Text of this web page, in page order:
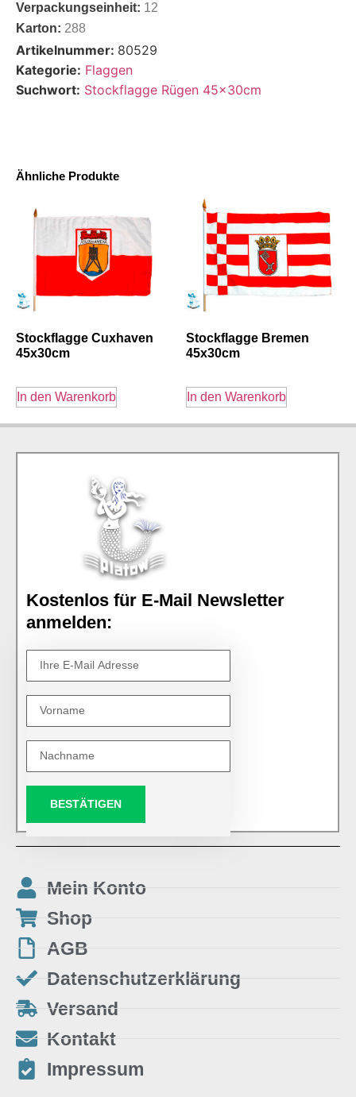
Verpackungseinheit: 12
Karton: 288
Artikelnummer: 80529
Kategorie: Flaggen
Suchwort: Stockflagge Rügen 45x30cm
Ähnliche Produkte
Stockflagge Cuxhaven
45x30cm
In den Warenkorb
Stockflagge Bremen
45x30cm
In den Warenkorb
Kostenlos für E-Mail Newsletter
anmelden:
BESTÄTIGEN
Mein Konto
Shop
AGB
Datenschutzerklärung
Versand
Kontakt
Impressum